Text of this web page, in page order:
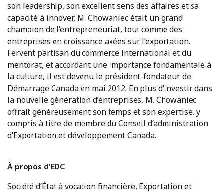
son leadership, son excellent sens des affaires et sa
capacité à innover, M. Chowaniec était un grand
champion de l’entrepreneuriat, tout comme des
entreprises en croissance axées sur l’exportation.
Fervent partisan du commerce international et du
mentorat, et accordant une importance fondamentale à
la culture, il est devenu le président-fondateur de
Démarrage Canada en mai 2012. En plus d’investir dans
la nouvelle génération d’entreprises, M. Chowaniec
offrait généreusement son temps et son expertise, y
compris à titre de membre du Conseil d’administration
d’Exportation et développement Canada.
À propos d'EDC
Société d’État à vocation financière, Exportation et